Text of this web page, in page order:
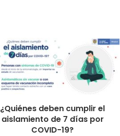
¿Quiénes deben cumplir el
aislamiento de 7 días por
COVID-19?